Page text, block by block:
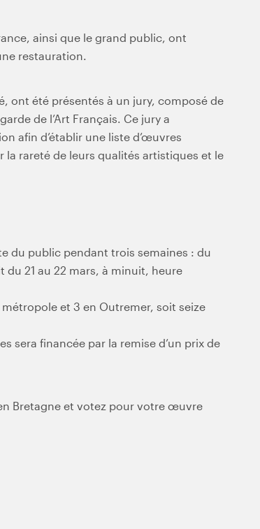
ainsi que le grand public, ont
restauration.
ont été présentés à un jury, composé de
de l’Art Français. Ce jury a
afin d’établir une liste d’œuvres
rareté de leurs qualités artistiques et le
du public pendant trois semaines : du
du 21 au 22 mars, à minuit, heure
et 3 en Outremer, soit seize
sera financée par la remise d’un prix de
Bretagne et votez pour votre œuvre